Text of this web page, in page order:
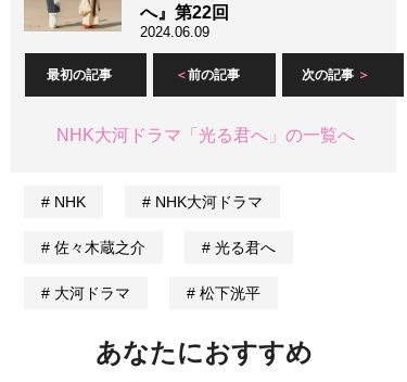
へ』第22回
2024.06.09
最初の記事 前の記事 次の記事
NHK大河ドラマ「光る君へ」の一覧へ
NHK NHK大河ドラマ
佐々木蔵之介 光る君へ
大河ドラマ 松下洸平
あなたにおすすめ